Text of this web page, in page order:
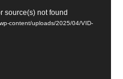
source(s) not found
content/uploads/2025/04/VID-